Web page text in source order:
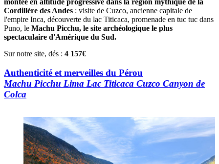
montée en altitude progressive dans la région mythique de la
Cordillère des Andes : visite de Cuzco, ancienne capitale de
l'empire Inca, découverte du lac Titicaca, promenade en tuc tuc dans
Puno, le Machu Picchu, le site archéologique le plus
spectaculaire d'Amérique du Sud.
Sur notre site, dés : 4 157€
Authenticité et merveilles du Pérou
Machu Picchu Lima Lac Titicaca Cuzco Canyon de
Colca